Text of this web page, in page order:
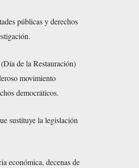
públicas y derechos
de la Restauración)
movimiento
democráticos.
sustituye la legislación
económica, decenas de